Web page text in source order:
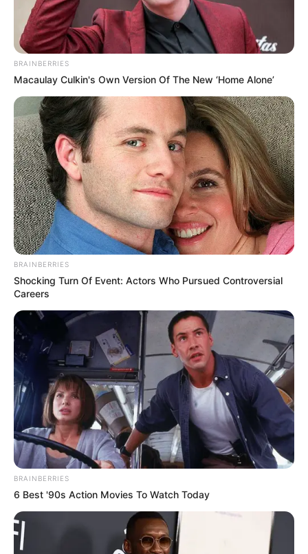
Garett Nolan
BRAINBERRIES
Macaulay Culkin's Own Version Of The New ‘Home Alone’
BRAINBERRIES
Shocking Turn Of Event: Actors Who Pursued Controversial
Careers
BRAINBERRIES
6 Best '90s Action Movies To Watch Today